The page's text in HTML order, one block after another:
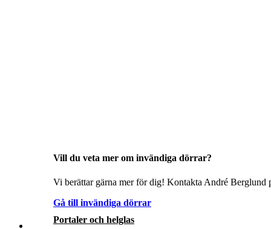
Vill du veta mer om invändiga dörrar?
Vi berättar gärna mer för dig! Kontakta André
Gå till invändiga dörrar
Portaler och helglas